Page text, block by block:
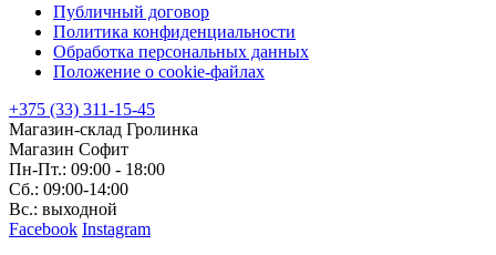
Публичный договор
Политика конфиденциальности
Обработка персональных данных
Положение о cookie-файлах
+375 (33) 311-15-45
Магазин-склад Гролинка
Магазин Софит
Пн-Пт.: 09:00 - 18:00
Сб.: 09:00-14:00
Вс.: выходной
Facebook Instagram